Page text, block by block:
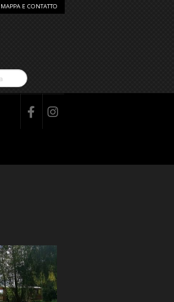
MAPPA E CONTATTO